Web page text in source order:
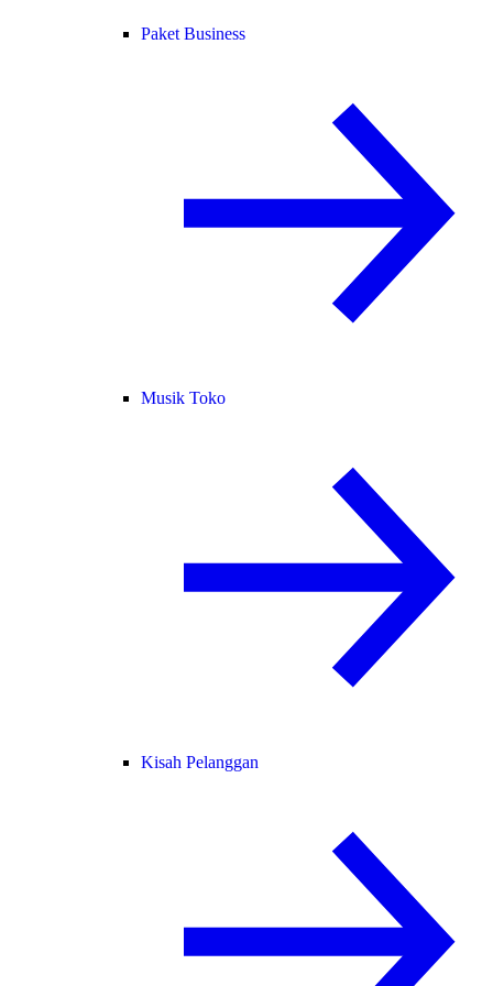
Paket Business
Musik Toko
Kisah Pelanggan